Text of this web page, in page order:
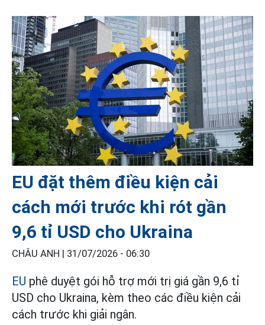
EU đặt thêm điều kiện cải
cách mới trước khi rót gần
9,6 tỉ USD cho Ukraina
CHÂU ANH | 31/07/2026 - 06:30
EU phê duyệt gói hỗ trợ mới trị giá gần 9,6 tỉ
USD cho Ukraina, kèm theo các điều kiện cải
cách trước khi giải ngân.